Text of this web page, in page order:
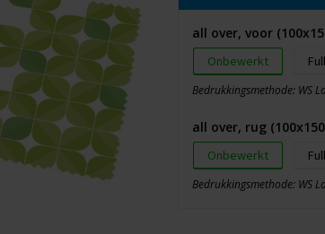
all over, voor
Onbewerkt
Bedrukkingsmethode: WS
all over, rug
Onbewerkt
Bedrukkingsmethode: WS